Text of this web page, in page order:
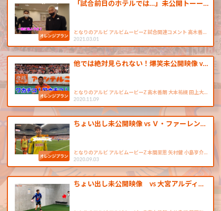
「試合前日のホテルでは…」未公開トーー…
となりのアルビ アルビムービーZ 試合関連コメント 高木善…
2021.03.01
他では絶対見られない！爆笑未公開映像 v…
となりのアルビ アルビムービーZ 高木善朗 大本祐槻 田上大…
2020.11.09
ちょい出し未公開映像 vs Ｖ・ファーレン…
となりのアルビ アルビムービーZ 本間至恩 矢村健 小島亨介…
2020.09.03
ちょい出し未公開映像 vs 大宮アルディ…